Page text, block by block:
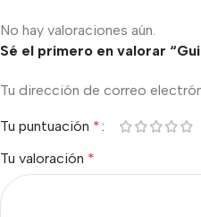
No hay valoraciones aún.
Sé el primero en valorar
Tu dirección de correo
Tu puntuación *
Tu valoración *